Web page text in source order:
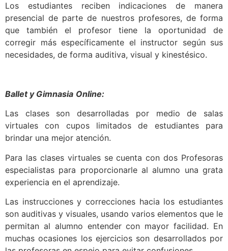
Los estudiantes reciben indicaciones de manera
presencial de parte de nuestros profesores, de forma
que también el profesor tiene la oportunidad de
corregir más específicamente el instructor según sus
necesidades, de forma auditiva, visual y kinestésico.
Ballet y Gimnasia Online:
Las clases son desarrolladas por medio de salas
virtuales con cupos limitados de estudiantes para
brindar una mejor atención.
Para las clases virtuales se cuenta con dos Profesoras
especialistas para proporcionarle al alumno una grata
experiencia en el aprendizaje.
Las instrucciones y correcciones hacia los estudiantes
son auditivas y visuales, usando varios elementos que le
permitan al alumno entender con mayor facilidad. En
muchas ocasiones los ejercicios son desarrollados por